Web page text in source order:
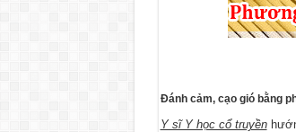
Đánh cảm, cạo gió bằng
Y sĩ Y học cổ truyền